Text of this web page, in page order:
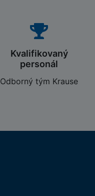
Kvalifikovaný
personál
Odborný tým Krause